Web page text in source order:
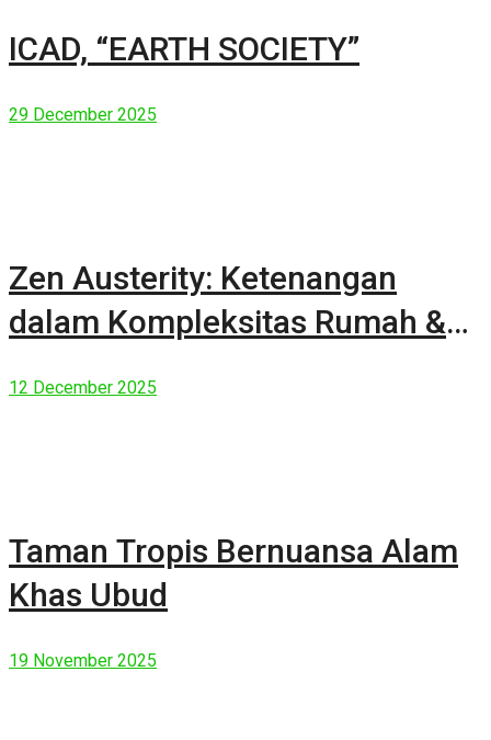
ICAD, “EARTH SOCIETY”
29 December 2025
Zen Austerity: Ketenangan
dalam Kompleksitas Rumah &
12 December 2025
Taman Tropis Bernuansa Alam
Khas Ubud
19 November 2025